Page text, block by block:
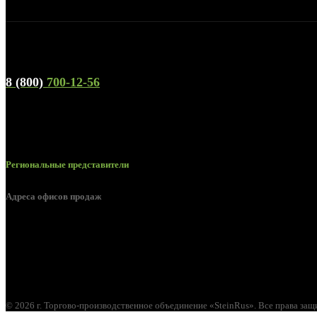
8 (800) 700-12-56
Региональные представители
Адреса офисов продаж
© 2026 г. Торгово-производственное объединение «SteinRus». Все права